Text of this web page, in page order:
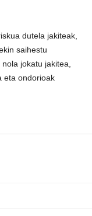
dutela jakiteak,
saihestu
jokatu jakitea,
eta ondorioak